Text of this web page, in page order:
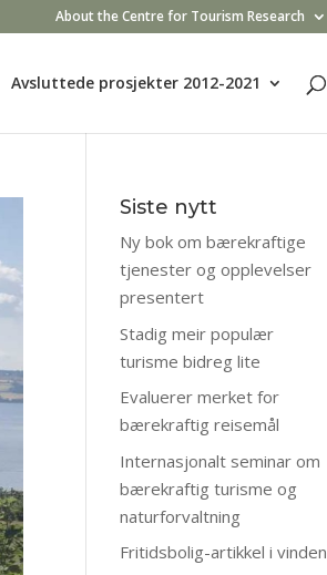
About the Centre for Tourism Research
Avsluttede prosjekter 2012-2021
Siste nytt
Ny bok om bærekraftige
tjenester og opplevelser
presentert
Stadig meir populær
turisme bidreg lite
Evaluerer merket for
bærekraftig reisemål
Internasjonalt seminar om
bærekraftig turisme og
naturforvaltning
Fritidsbolig-artikkel i vinden